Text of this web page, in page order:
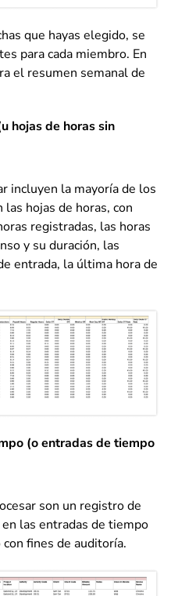
que hayas elegido, se
para cada miembro. En
el resumen semanal de
hojas de horas sin
incluyen la mayoría de los
hojas de horas, con
registradas, las horas
y su duración, las
entrada, la última hora de
(o entradas de tiempo
son un registro de
las entradas de tiempo
fines de auditoría.